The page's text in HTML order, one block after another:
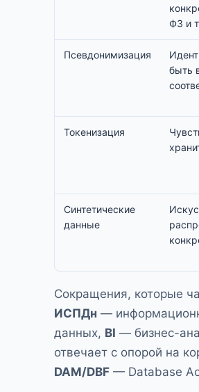
ФЗ и
Псевдонимизация
быть
Токенизация
Синтетические
данные
Сокращения, которые
ИСПДн —
данных, BI — бизнес-
отвечает с опорой на
DAM/DBF — Database